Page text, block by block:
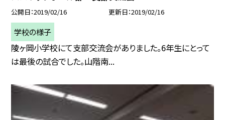
公開日 2019/02/16 更新日 2019/02/16
学校の様子
陵ヶ岡小学校にて支部交流会がありました。6年生にとって
は最後の試合でした。山階南...